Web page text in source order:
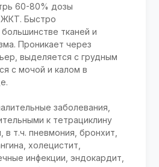
60-80% дозы
ЖКТ. Быстро
тканей и
Проникает через
выделяется с грудным
с мочой и калом в
заболевания,
к тетрациклину
в т.ч. пневмония, бронхит,
холецистит,
инфекции, эндокардит,